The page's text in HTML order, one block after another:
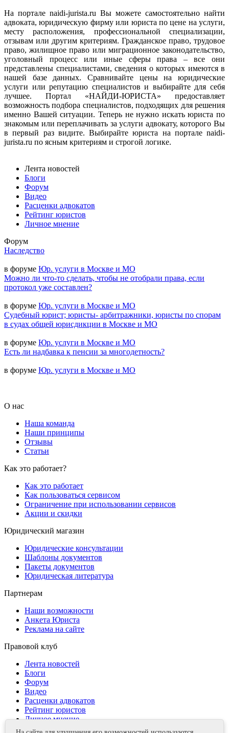
На портале naidi-jurista.ru Вы можете самостоятельно найти
адвоката, юридическую фирму или юриста по цене на услуги,
месту расположения, профессиональной специализации,
отзывам или другим критериям. Гражданское право, трудовое
право, жилищное право или миграционное законодательство,
уголовный процесс или иные сферы права – все они
представлены специалистами, сведения о которых имеются в
нашей базе данных. Сравнивайте цены на юридические
услуги или репутацию специалистов и выбирайте для себя
лучшее. Портал «НАЙДИ-ЮРИСТА» предоставляет
возможность подбора специалистов, подходящих для решения
именно Вашей ситуации. Теперь не нужно искать юриста по
знакомым или переплачивать за услуги адвокату, которого Вы
в первый раз видите. Выбирайте юриста на портале naidi-
jurista.ru по ясным критериям и строгой логике.
Лента новостей
Блоги
Форум
Видео
Расценки адвокатов
Рейтинг юристов
Личное мнение
Форум
Наследство
в форуме Юр. услуги в Москве и МО
Можно ли что-то сделать, чтобы не отобрали права, если
протокол уже составлен?
в форуме Юр. услуги в Москве и МО
Судебный юрист; юристы- арбитражники, юристы по спорам
в судах общей юрисдикции в Москве и МО
в форуме Юр. услуги в Москве и МО
Есть ли надбавка к пенсии за многодетность?
в форуме Юр. услуги в Москве и МО
О нас
Наша команда
Наши принципы
Отзывы
Статьи
Как это работает?
Как это работает
Как пользоваться сервисом
Ограничение при использовании сервисов
Акции и скидки
Юридический магазин
Юридические консультации
Шаблоны документов
Пакеты документов
Юридическая литература
Партнерам
Наши возможности
Анкета Юриста
Реклама на сайте
Правовой клуб
Лента новостей
Блоги
Форум
Видео
Расценки адвокатов
Рейтинг юристов
Личное мнение